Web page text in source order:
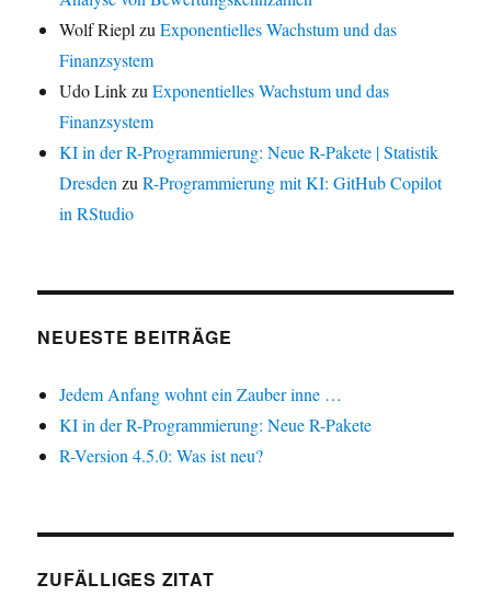
Wolf RieplzuExponentielles Wachstum und das
Finanzsystem
Udo LinkzuExponentielles Wachstum und das
Finanzsystem
KI in der R-Programmierung: Neue R-Pakete | Statistik
DresdenzuR-Programmierung mit KI: GitHub Copilot
in RStudio
NEUESTE BEITRÄGE
Jedem Anfang wohnt ein Zauber inne …
KI in der R-Programmierung: Neue R-Pakete
R-Version 4.5.0: Was ist neu?
ZUFÄLLIGES ZITAT